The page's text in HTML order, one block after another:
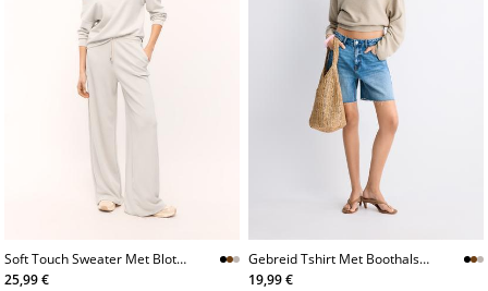
Soft Touch Sweater Met Blote
Schouder
25,99 €
Gebreid Tshirt Met Boothals
En Ceintuur
19,99 €